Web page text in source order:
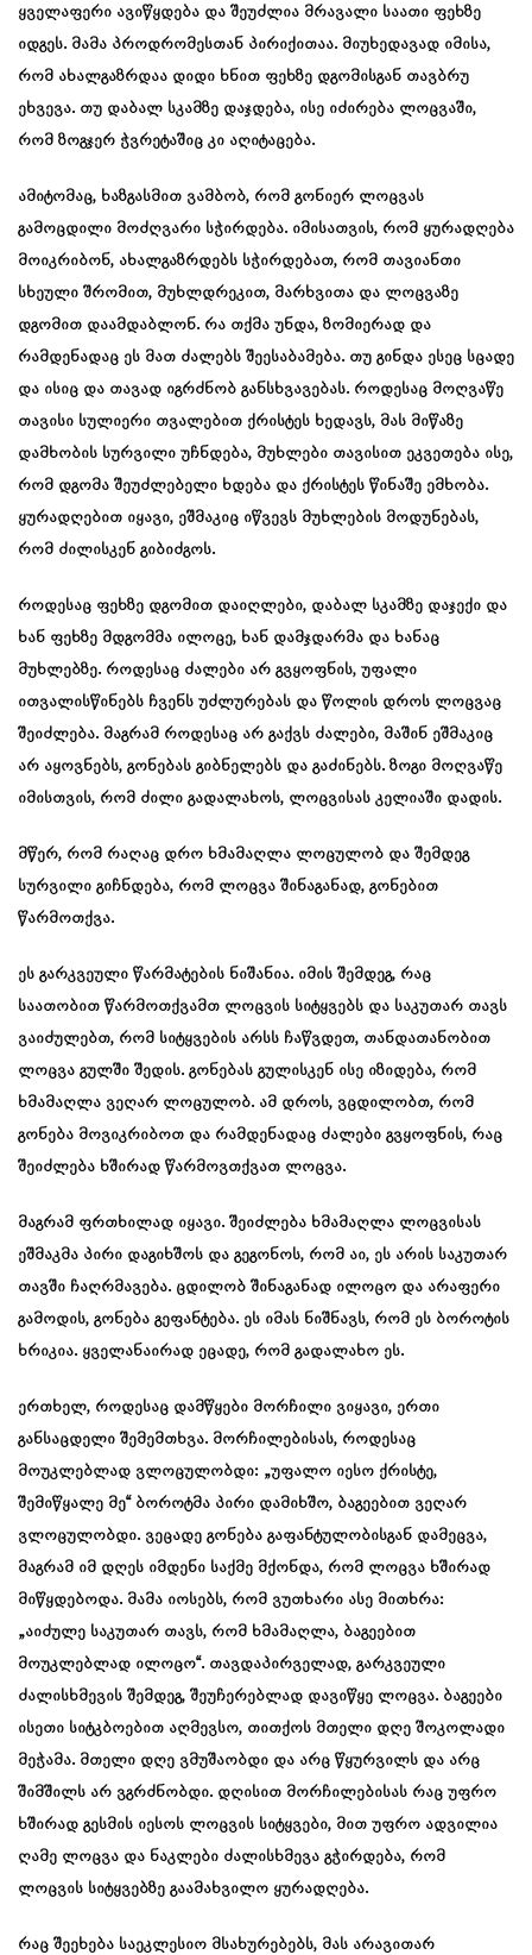
ყველაფერი ავიწყდება და შეუძლია მრავალი საათი ფეხზე
იდგეს. მამა პროდრომესთან პირიქითაა. მიუხედავად იმისა,
რომ ახალგაზრდაა დიდი ხნით ფეხზე დგომისგან თავბრუ
ეხვევა. თუ დაბალ სკამზე დაჯდება, ისე იძირება ლოცვაში,
რომ ზოგჯერ ჭვრეტაშიც კი აღიტაცება.
ამიტომაც, ხაზგასმით ვამბობ, რომ გონიერ ლოცვას
გამოცდილი მოძღვარი სჭირდება. იმისათვის, რომ ყურადღება
მოიკრიბონ, ახალგაზრდებს სჭირდებათ, რომ თავიანთი
სხეული შრომით, მუხლდრეკით, მარხვითა და ლოცვაზე
დგომით დაამდაბლონ. რა თქმა უნდა, ზომიერად და
რამდენადაც ეს მათ ძალებს შეესაბამება. თუ გინდა ესეც სცადე
და ისიც და თავად იგრძნობ განსხვავებას. როდესაც მოღვაწე
თავისი სულიერი თვალებით ქრისტეს ხედავს, მას მიწაზე
დამხობის სურვილი უჩნდება, მუხლები თავისით ეკვეთება ისე,
რომ დგომა შეუძლებელი ხდება და ქრისტეს წინაშე ემხობა.
ყურადღებით იყავი, ეშმაკიც იწვევს მუხლების მოდუნებას,
რომ ძილისკენ გიბიძგოს.
როდესაც ფეხზე დგომით დაიღლები, დაბალ სკამზე დაჯექი და
ხან ფეხზე მდგომმა ილოცე, ხან დამჯდარმა და ხანაც
მუხლებზე. როდესაც ძალები არ გვყოფნის, უფალი
ითვალისწინებს ჩვენს უძლურებას და წოლის დროს ლოცვაც
შეიძლება. მაგრამ როდესაც არ გაქვს ძალები, მაშინ ეშმაკიც
არ აყოვნებს, გონებას გიბნელებს და გაძინებს. ზოგი მოღვაწე
იმისთვის, რომ ძილი გადალახოს, ლოცვისას კელიაში დადის.
მწერ, რომ რაღაც დრო ხმამაღლა ლოცულობ და შემდეგ
სურვილი გიჩნდება, რომ ლოცვა შინაგანად, გონებით
წარმოთქვა.
ეს გარკვეული წარმატების ნიშანია. იმის შემდეგ, რაც
საათობით წარმოთქვამთ ლოცვის სიტყვებს და საკუთარ თავს
ვაიძულებთ, რომ სიტყვების არსს ჩაწვდეთ, თანდათანობით
ლოცვა გულში შედის. გონებას გულისკენ ისე იზიდება, რომ
ხმამაღლა ვეღარ ლოცულობ. ამ დროს, ვცდილობთ, რომ
გონება მოვიკრიბოთ და რამდენადაც ძალები გვყოფნის, რაც
შეიძლება ხშირად წარმოვთქვათ ლოცვა.
მაგრამ ფრთხილად იყავი. შეიძლება ხმამაღლა ლოცვისას
ეშმაკმა პირი დაგიხშოს და გეგონოს, რომ აი, ეს არის საკუთარ
თავში ჩაღრმავება. ცდილობ შინაგანად ილოცო და არაფერი
გამოდის, გონება გეფანტება. ეს იმას ნიშნავს, რომ ეს ბოროტის
ხრიკია. ყველანაირად ეცადე, რომ გადალახო ეს.
ერთხელ, როდესაც დამწყები მორჩილი ვიყავი, ერთი
განსაცდელი შემემთხვა. მორჩილებისას, როდესაც
მოუკლებლად ვლოცულობდი: „უფალო იესო ქრისტე,
შემიწყალე მე“ ბოროტმა პირი დამიხშო, ბაგეებით ვეღარ
ვლოცულობდი. ვეცადე გონება გაფანტულობისგან დამეცვა,
მაგრამ იმ დღეს იმდენი საქმე მქონდა, რომ ლოცვა ხშირად
მიწყდებოდა. მამა იოსებს, რომ ვუთხარი ასე მითხრა:
„აიძულე საკუთარ თავს, რომ ხმამაღლა, ბაგეებით
მოუკლებლად ილოცო“. თავდაპირველად, გარკვეული
ძალისხმევის შემდეგ, შეუჩერებლად დავიწყე ლოცვა. ბაგეები
ისეთი სიტკბოებით აღმევსო, თითქოს მთელი დღე შოკოლადი
მეჭამა. მთელი დღე ვმუშაობდი და არც წყურვილს და არც
შიმშილს არ ვგრძნობდი. დღისით მორჩილებისას რაც უფრო
ხშირად გესმის იესოს ლოცვის სიტყვები, მით უფრო ადვილია
ღამე ლოცვა და ნაკლები ძალისხმევა გჭირდება, რომ
ლოცვის სიტყვებზე გაამახვილო ყურადღება.
რაც შეეხება საეკლესიო მსახურებებს, მას არავითარ